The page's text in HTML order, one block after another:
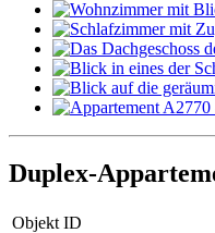
Duplex-
Objekt ID